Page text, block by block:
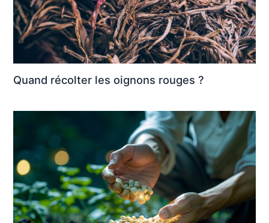
Quand récolter les oignons rouges ?